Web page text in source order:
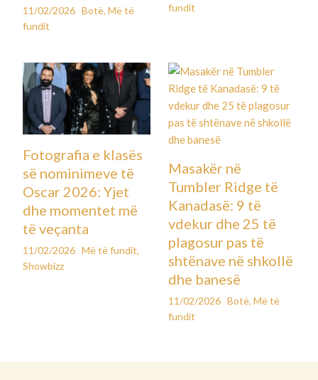
11/02/2026 Botë,Më të
fundit
fundit
Fotografia e klasës
së nominimeve të
Oscar 2026: Yjet
dhe momentet më
të veçanta
11/02/2026 Më të fundit,
Showbizz
Masakër në
Tumbler Ridge të
Kanadasë: 9 të
vdekur dhe 25 të
plagosur pas të
shtënave në shkollë
dhe banesë
11/02/2026 Botë, Më të
fundit